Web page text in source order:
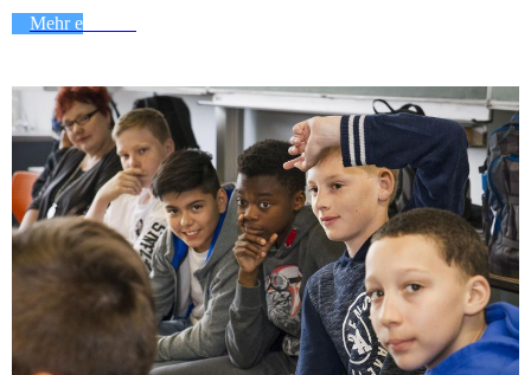
Mehr erfahren